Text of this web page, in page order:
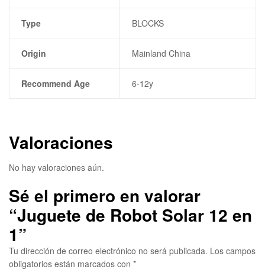
Type BLOCKS
Origin Mainland China
Recommend Age 6-12y
Valoraciones
No hay valoraciones aún.
Sé el primero en valorar
“Juguete de Robot Solar 12 en
1”
Tu dirección de correo electrónico no será publicada. Los campos
obligatorios están marcados con *